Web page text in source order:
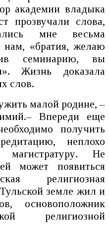
академии владыка
прозвучали слова,
мне весьма
«братия, желаю
семинарию, вы
Жизнь доказала
слов.
малой родине, –
Впереди еще
получить
неплохо
Не
может появиться
религиозная
земле жил и
основоположник
религиозной